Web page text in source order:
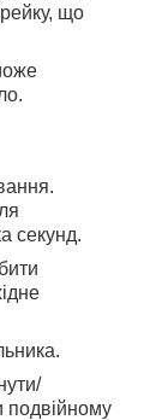
що
секунд.
подвійному